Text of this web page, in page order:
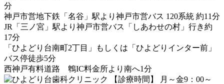
分
神戸市営地下鉄「名谷」駅より神戸市営バス 120系統 約11分
JR「三ノ宮」駅より神戸市営バス「しあわせの村」行き約
17分
「ひよどり台南町2丁目」もしくは「ひよどりインター前」
バス停徒歩5分
西神戸有料道路 鵯IC料金所より南へ1分
【診療時間】 月～金9：00～